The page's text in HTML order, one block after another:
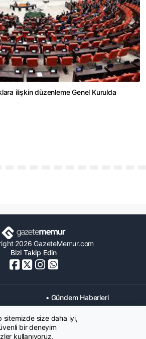
ilişkin düzenleme Genel Kurulda
2026 GazeteMemur.com
Bizi Takip Edin
• Gündem Haberleri
• KPSS Haberleri
• Eğitim Haberleri
• Maaş Verileri Haberleri
sitemizde size daha iyi,
bir deneyim
kullanıyoruz.